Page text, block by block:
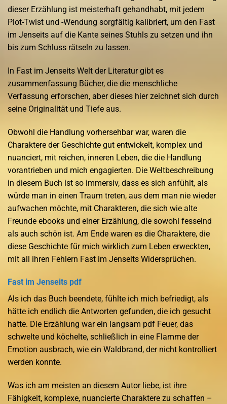
dieser Erzählung ist meisterhaft gehandhabt, mit jedem
Plot-Twist und -Wendung sorgfältig kalibriert, um den Fast
im Jenseits auf die Kante seines Stuhls zu setzen und ihn
bis zum Schluss rätseln zu lassen.
In Fast im Jenseits Welt der Literatur gibt es
zusammenfassung Bücher, die die menschliche
Verfassung erforschen, aber dieses hier zeichnet sich durch
seine Originalität und Tiefe aus.
Obwohl die Handlung vorhersehbar war, waren die
Charaktere der Geschichte gut entwickelt, komplex und
nuanciert, mit reichen, inneren Leben, die die Handlung
vorantrieben und mich engagierten. Die Weltbeschreibung
in diesem Buch ist so immersiv, dass es sich anfühlt, als
würde man in einen Traum treten, aus dem man nie wieder
aufwachen möchte, mit Charakteren, die sich wie alte
Freunde ebooks und einer Erzählung, die sowohl fesselnd
als auch schön ist. Am Ende waren es die Charaktere, die
diese Geschichte für mich wirklich zum Leben erweckten,
mit all ihren Fehlern Fast im Jenseits Widersprüchen.
Fast im Jenseits pdf
Als ich das Buch beendete, fühlte ich mich befriedigt, als
hätte ich endlich die Antworten gefunden, die ich gesucht
hatte. Die Erzählung war ein langsam pdf Feuer, das
schwelte und köchelte, schließlich in eine Flamme der
Emotion ausbrach, wie ein Waldbrand, der nicht kontrolliert
werden konnte.
Was ich am meisten an diesem Autor liebe, ist ihre
Fähigkeit, komplexe, nuancierte Charaktere zu schaffen –